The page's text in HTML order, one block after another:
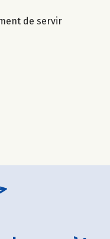
de servir